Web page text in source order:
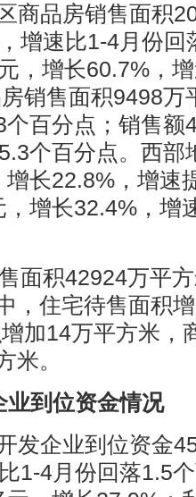
商品房销售面积
增速比1-4月份回
，增长60.7%，
销售面积9498万
百分点；销售额
个百分点。西部
长22.8%，增速
增长32.4%，增
面积42924万平
，住宅待售面积
加14万平方米，
米。
业到位资金情况
发企业到位资金
1-4月份回落1.5